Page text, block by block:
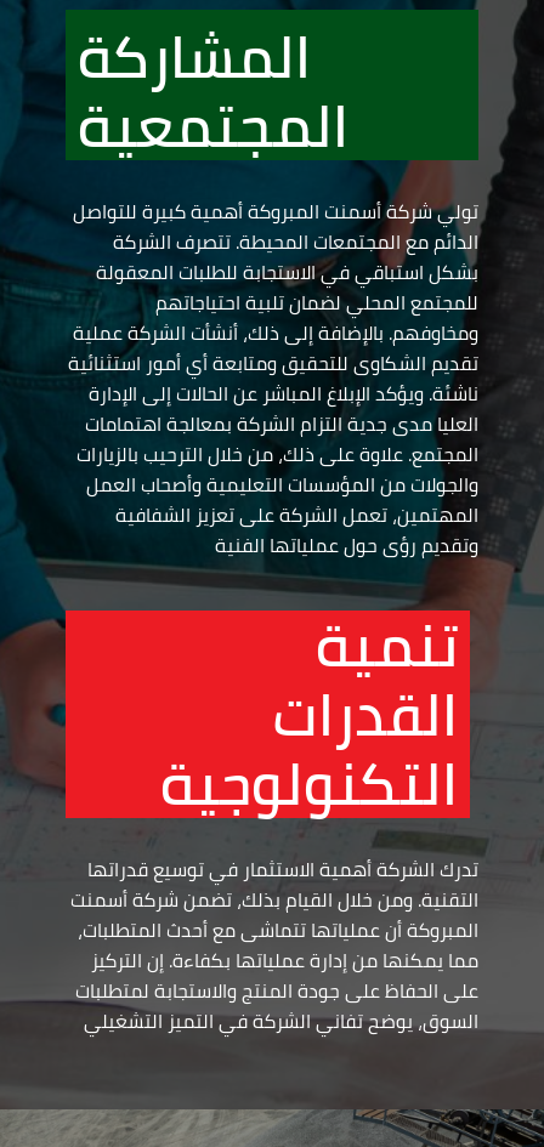
المشاركة
المجتمعية
تولي شركة أسمنت المبروكة أهمية كبيرة للتواصل
الدائم مع المجتمعات المحيطة. تتصرف الشركة
بشكل استباقي في الاستجابة للطلبات المعقولة
للمجتمع المحلي لضمان تلبية احتياجاتهم
ومخاوفهم. بالإضافة إلى ذلك، أنشأت الشركة عملية
تقديم الشكاوى للتحقيق ومتابعة أي أمور استثنائية
ناشئة. ويؤكد الإبلاغ المباشر عن الحالات إلى الإدارة
العليا مدى جدية التزام الشركة بمعالجة اهتمامات
المجتمع. علاوة على ذلك، من خلال الترحيب بالزيارات
والجولات من المؤسسات التعليمية وأصحاب العمل
المهتمين، تعمل الشركة على تعزيز الشفافية
وتقديم رؤى حول عملياتها الفنية
تنمية
القدرات
التكنولوجية
تدرك الشركة أهمية الاستثمار في توسيع قدراتها
التقنية. ومن خلال القيام بذلك، تضمن شركة أسمنت
المبروكة أن عملياتها تتماشى مع أحدث المتطلبات،
مما يمكنها من إدارة عملياتها بكفاءة. إن التركيز
على الحفاظ على جودة المنتج والاستجابة لمتطلبات
السوق، يوضح تفاني الشركة في التميز التشغيلي